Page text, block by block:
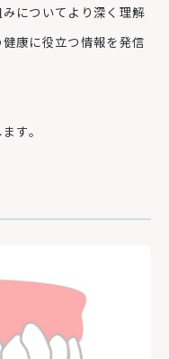
についてより深く理解
康に役立つ情報を発信
す。